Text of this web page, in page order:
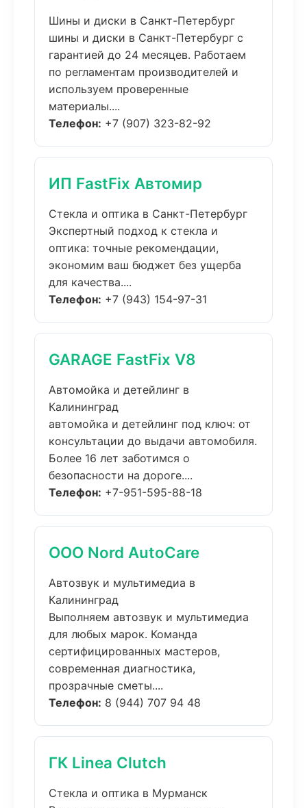
Шины и диски в Санкт-Петербург
шины и диски в Санкт-Петербург с
гарантией до 24 месяцев. Работаем
по регламентам производителей и
используем проверенные
материалы....
Телефон: +7 (907) 323-82-92
ИП FastFix Автомир
Стекла и оптика в Санкт-Петербург
Экспертный подход к стекла и
оптика: точные рекомендации,
экономим ваш бюджет без ущерба
для качества....
Телефон: +7 (943) 154-97-31
GARAGE FastFix V8
Автомойка и детейлинг в
Калининград
автомойка и детейлинг под ключ: от
консультации до выдачи автомобиля.
Более 16 лет заботимся о
безопасности на дороге....
Телефон: +7-951-595-88-18
ООО Nord AutoCare
Автозвук и мультимедиа в
Калининград
Выполняем автозвук и мультимедиа
для любых марок. Команда
сертифицированных мастеров,
современная диагностика,
прозрачные сметы....
Телефон: 8 (944) 707 94 48
ГК Linea Clutch
Стекла и оптика в Мурманск